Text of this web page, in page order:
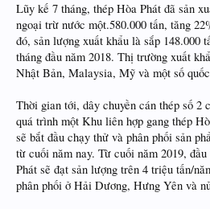
Lũy kế 7 tháng, thép Hòa Phát đã sản
ngoại trừ nước một.580.000 tấn, tăng
đó, sản lượng xuất khẩu là sắp 148.000
tháng đầu năm 2018. Thị trường xuất
Nhật Bản, Malaysia, Mỹ và một số
Thời gian tới, dây chuyền cán thép số 2
quá trình một Khu liên hợp gang thép
sẽ bắt đầu chạy thử và phân phối sản
từ cuối năm nay. Từ cuối năm 2019,
Phát sẽ đạt sản lượng trên 4 triệu tấn/
phân phối ở Hải Dương, Hưng Yên và